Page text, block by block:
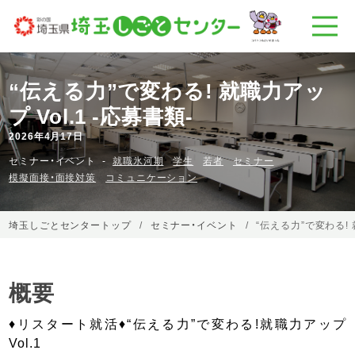
“伝える力”で変わる! 就職力アッ
プ Vol.1 -応募書類-
2026年4月17日
セミナー・イベント
就職氷河期 学生 若者
セミナー
模擬面接・面接対策
コミュニケーション
埼玉しごとセンタートップ セミナー・イベント “伝える力”で変わる
概要
♦リスタート就活♦“伝える力”で変わる!就職力アップ
Vol.1